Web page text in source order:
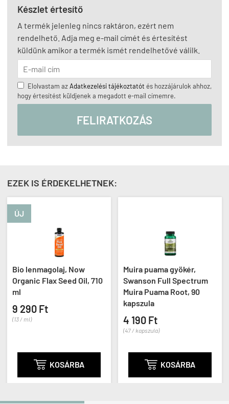
Készlet értesítő
A termék jelenleg nincs raktáron, ezért nem
rendelhető. Adja meg e-mail címét és értesítést
küldünk amikor a termék ismét rendelhetővé válilk.
Elolvastam azAdatkezelési tájékoztatót és hozzájárulok ahhoz,
hogy értesítést küldjenek a megadott e-mail címemre.
FELIRATKOZÁS
EZEK IS ÉRDEKELHETNEK:
ÚJ
Bio lenmagolaj, Now
Organic Flax Seed Oil, 710
ml
9 290 Ft
(13 / ml)
 KOSÁRBA
Muira puama gyökér,
Swanson Full Spectrum
Muira Puama Root, 90
kapszula
4 190 Ft
(47 / kapszula)
 KOSÁRBA